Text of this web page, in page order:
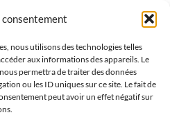
nous utilisons des technologies telles
aux informations des appareils. Le
permettra de traiter des données
ou les ID uniques sur ce site. Le fait de
peut avoir un effet négatif sur
Panier projets tricot – Bouquets
– Taille L